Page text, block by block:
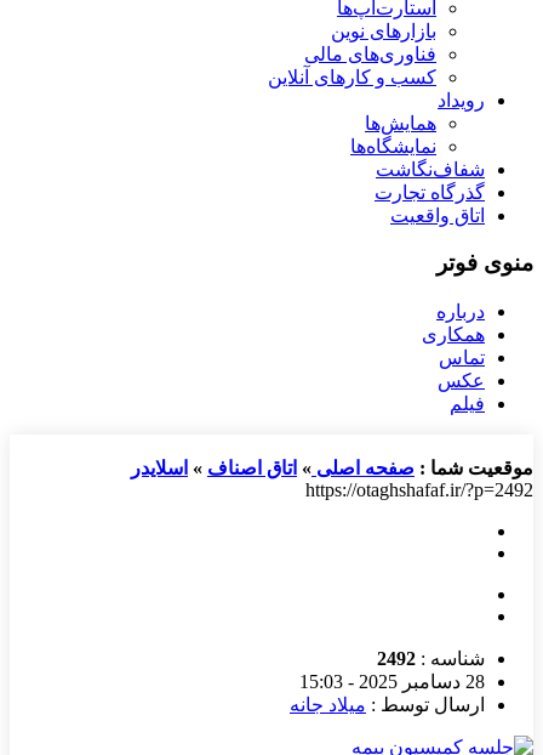
استارت‌آپ‌ها
بازارهای نوین
فناوری‌های مالی
کسب و کارهای آنلاین
رویداد
همایش‌ها
نمایشگاه‌ها
شفاف‌نگاشت
گذرگاه تجارت
اتاق واقعیت
منوی فوتر
درباره
همکاری
تماس
عکس
فیلم
موقعیت شما : صفحه اصلی » اتاق اصناف » اسلایدر
https://otaghshafaf.ir/?p=2492
شناسه : 2492
28 دسامبر 2025 - 15:03
ارسال توسط : میلاد جانه